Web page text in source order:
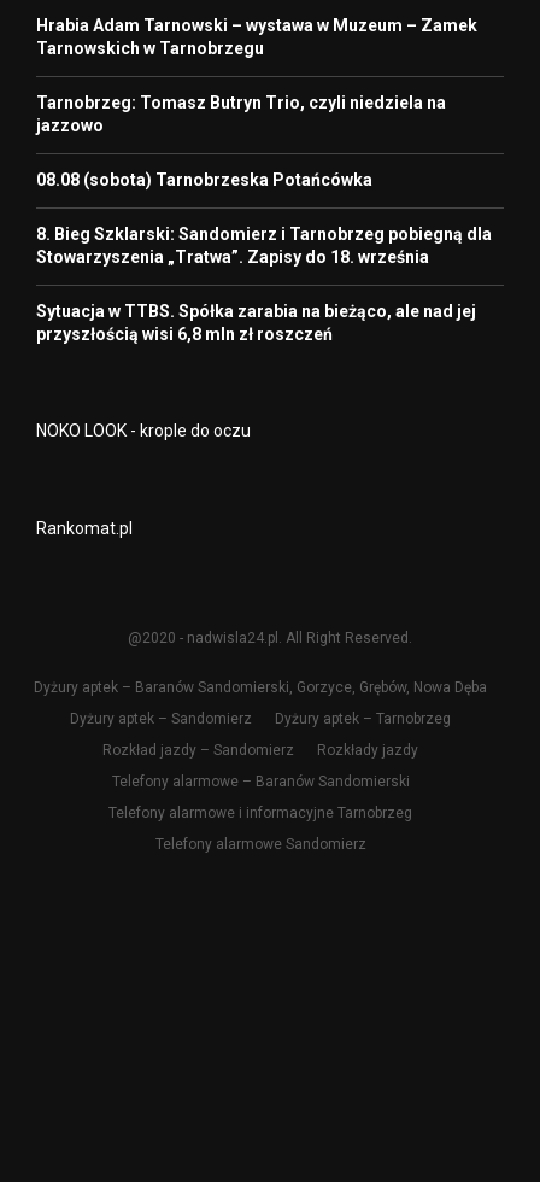
Hrabia Adam Tarnowski – wystawa w Muzeum – Zamek
Tarnowskich w Tarnobrzegu
Tarnobrzeg: Tomasz Butryn Trio, czyli niedziela na
jazzowo
08.08 (sobota) Tarnobrzeska Potańcówka
8. Bieg Szklarski: Sandomierz i Tarnobrzeg pobiegną dla
Stowarzyszenia „Tratwa”. Zapisy do 18. września
Sytuacja w TTBS. Spółka zarabia na bieżąco, ale nad jej
przyszłością wisi 6,8 mln zł roszczeń
NOKO LOOK - krople do oczu
Rankomat.pl
@2020 - nadwisla24.pl. All Right Reserved.
Dyżury aptek – Baranów Sandomierski, Gorzyce, Grębów, Nowa Dęba
Dyżury aptek – Sandomierz
Dyżury aptek – Tarnobrzeg
Rozkład jazdy – Sandomierz
Rozkłady jazdy
Telefony alarmowe – Baranów Sandomierski
Telefony alarmowe i informacyjne Tarnobrzeg
Telefony alarmowe Sandomierz